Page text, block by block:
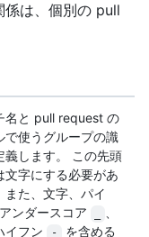
係は、個別の pull
名と pull request の
で使うグループの識
義します。 この先頭
文字にする必要があ
また、文字、パイ
アンダースコア
イフン
-
を含める